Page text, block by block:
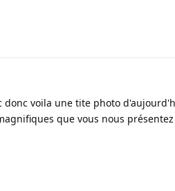
donc voila une tite photo
que vous nous